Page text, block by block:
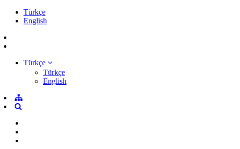
Türkçe
English
Türkçe
Türkçe
English